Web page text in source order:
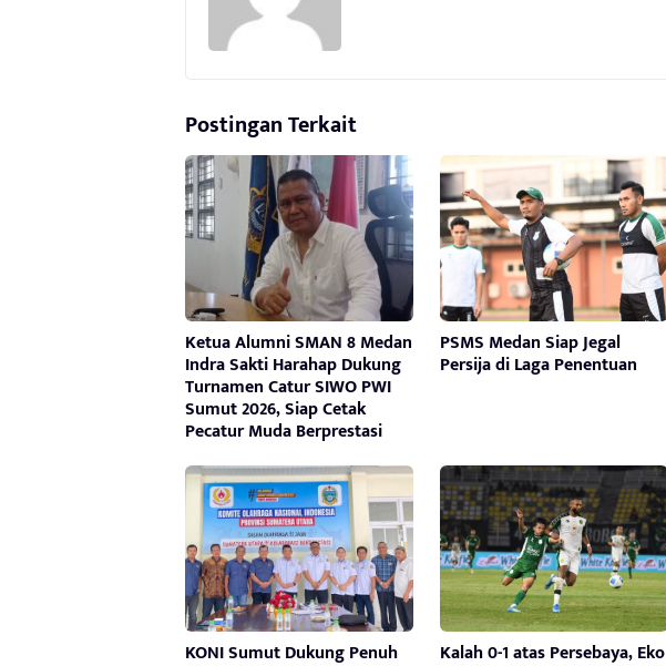
Postingan Terkait
Ketua Alumni SMAN 8 Medan
Indra Sakti Harahap Dukung
Turnamen Catur SIWO PWI
Sumut 2026, Siap Cetak
Pecatur Muda Berprestasi
PSMS Medan Siap Jegal
Persija di Laga Penentuan
KONI Sumut Dukung Penuh Kalah 0-1 atas Persebaya, Eko